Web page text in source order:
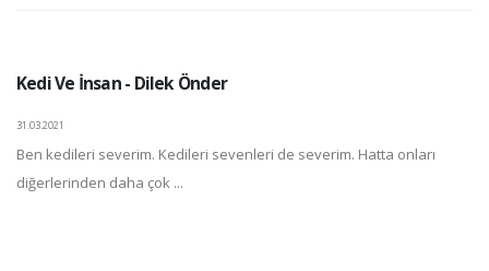
Kedi Ve İnsan - Dilek Önder
31.03.2021
Ben kedileri severim. Kedileri sevenleri de severim. Hatta onları
diğerlerinden daha çok ...